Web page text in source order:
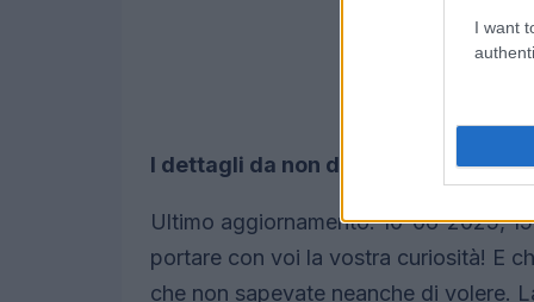
I want
I dettagli da non dimenticare
Ultimo aggiornamento: 10-06-2025,
portare con voi la vostra curiosità! E
che non sapevate neanche di volere.